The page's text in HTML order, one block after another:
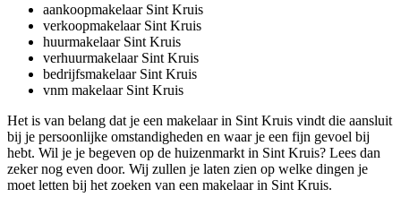
aankoopmakelaar Sint Kruis
verkoopmakelaar Sint Kruis
huurmakelaar Sint Kruis
verhuurmakelaar Sint Kruis
bedrijfsmakelaar Sint Kruis
vnm makelaar Sint Kruis
Het is van belang dat je een makelaar in Sint Kruis vindt die aansluit
bij je persoonlijke omstandigheden en waar je een fijn gevoel bij
hebt. Wil je je begeven op de huizenmarkt in Sint Kruis? Lees dan
zeker nog even door. Wij zullen je laten zien op welke dingen je
moet letten bij het zoeken van een makelaar in Sint Kruis.